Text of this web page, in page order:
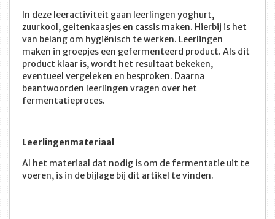
In deze leeractiviteit gaan leerlingen yoghurt,
zuurkool, geitenkaasjes en cassis maken. Hierbij is het
van belang om hygiënisch te werken. Leerlingen
maken in groepjes een gefermenteerd product. Als dit
product klaar is, wordt het resultaat bekeken,
eventueel vergeleken en besproken. Daarna
beantwoorden leerlingen vragen over het
fermentatieproces.
Leerlingenmateriaal
Al het materiaal dat nodig is om de fermentatie uit te
voeren, is in de bijlage bij dit artikel te vinden.